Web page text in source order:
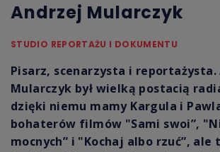
Poland
Kierowcy
Dzieci
Andrzej Mularczyk
STUDIO REPORTAŻU I DOKUMENTU
Pisarz, scenarzysta i reportażysta.
Mularczyk był wielką postacią
dzięki niemu mamy Kargula i
bohaterów filmów "Sami swoi”,
mocnych” i "Kochaj albo rzuć”, ale